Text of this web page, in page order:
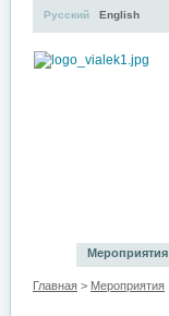
Русский English
Мероприятия
Главная > Мероприятия